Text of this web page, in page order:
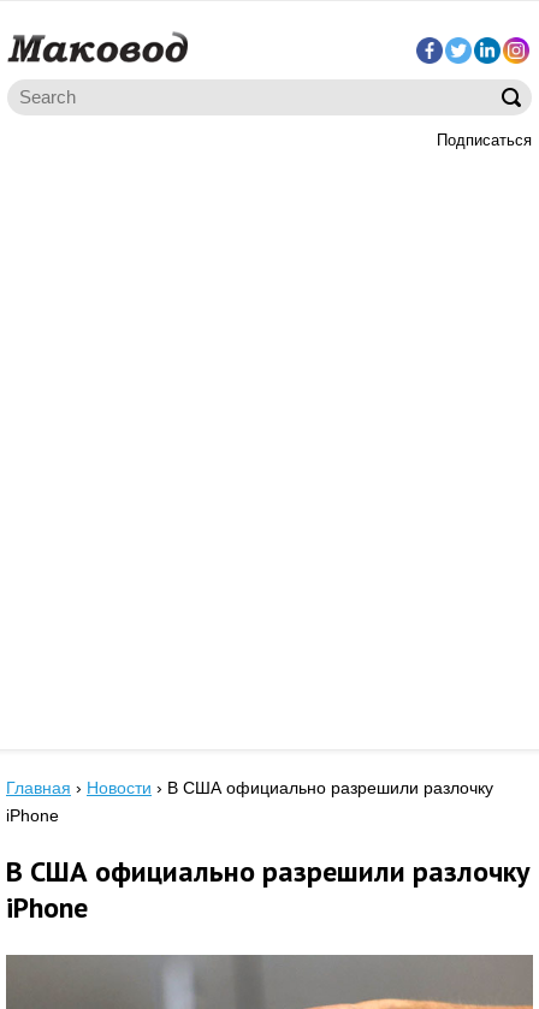
Подписаться
Главная › Новости › В США официально разрешили разлочку
iPhone
В США официально разрешили разлочку
iPhone